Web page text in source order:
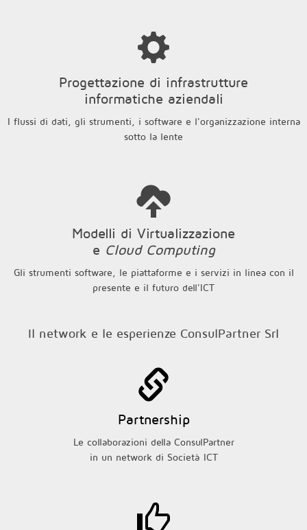
Progettazione di infrastrutture
informatiche aziendali
I flussi di dati, gli strumenti, i software e l'organizzazione interna
sotto la lente
Modelli di Virtualizzazione
e Cloud Computing
Gli strumenti software, le piattaforme e i servizi in linea con il
presente e il futuro dell'ICT
Il network e le esperienze ConsulPartner Srl
Partnership
Le collaborazioni della ConsulPartner
in un network di Società ICT